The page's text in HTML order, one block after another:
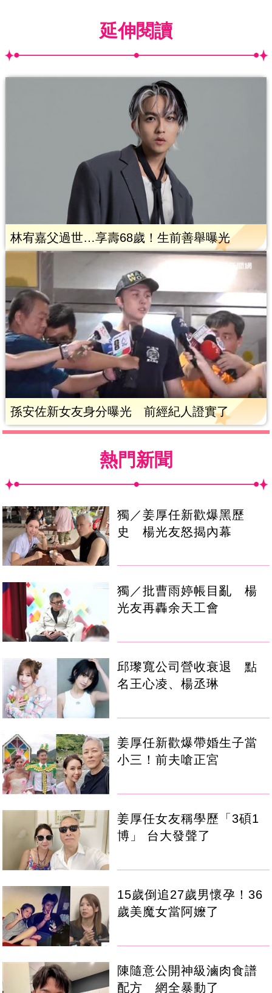
延伸閱讀
林宥嘉父過世…享壽68歲！生前善舉曝光
孫安佐新女友身分曝光 前經紀人證實了
熱門新聞
獨／姜厚任新歡爆黑歷
史 楊光友怒揭內幕
獨／批曹雨婷帳目亂 楊
光友再轟余天工會
邱瓈寬公司營收衰退 點
名王心凌、楊丞琳
姜厚任新歡爆帶婚生子當
小三！前夫嗆正宮
姜厚任女友稱學歷「3碩1
博」 台大發聲了
15歲倒追27歲男懷孕！36
歲美魔女當阿嬤了
陳隨意公開神級滷肉食譜
配方 網全暴動了